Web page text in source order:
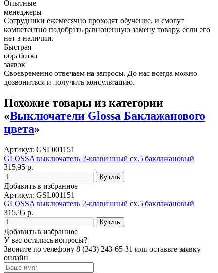
Опытные
менеджеры
Сотрудники ежемесячно проходят обучение, и смогут
компетентно подобрать равноценную замену товару, если его
нет в наличии.
Быстрая
обработка
заявок
Своевременно отвечаем на запросы. До нас всегда можно
дозвониться и получить консультацию.
Похожие товары из категории
«Выключатели Glossa Баклажанового
цвета»
Артикул: GSL001151
GLOSSA выключатель 2-клавишный сх.5 баклажановый
315,95 р.
Добавить в избранное
Артикул: GSL001151
GLOSSA выключатель 2-клавишный сх.5 баклажановый
315,95 р.
Добавить в избранное
У вас остались вопросы?
Звоните по телефону 8 (343) 243-65-31 или оставьте заявку
онлайн